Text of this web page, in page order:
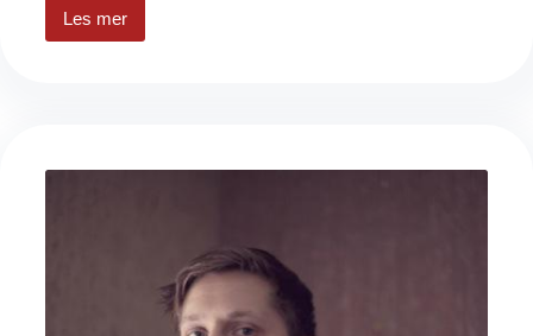
Les mer
Høstens
beste